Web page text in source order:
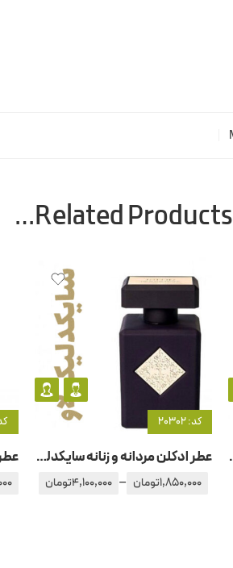
Related Products…
سیلور
کد: 20302
عطر ادکلن مردانه و زنانه سایکدلیک لاو
1,850,000تومان –
4,100,000تومان